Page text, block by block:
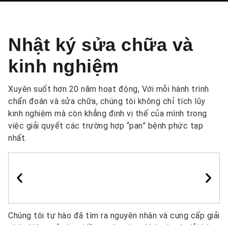
Nhật ký sửa chữa và
kinh nghiệm
Xuyên suốt hơn 20 năm hoạt động, Với mỗi hành trình
chẩn đoán và sửa chữa, chúng tôi không chỉ tích lũy
kinh nghiệm mà còn khẳng định vị thế của mình trong
việc giải quyết các trường hợp “pan” bệnh phức tạp
nhất.
Chúng tôi tự hào đã tìm ra nguyên nhân và cung cấp giải